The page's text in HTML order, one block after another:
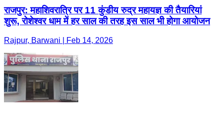
राजपुर: महाशिवरात्रि पर 11 कुंडीय रुद्र महायज्ञ की तैयारियां
शुरू, रोशेश्वर धाम में हर साल की तरह इस साल भी होगा आयोजन
Rajpur, Barwani | Feb 14, 2026